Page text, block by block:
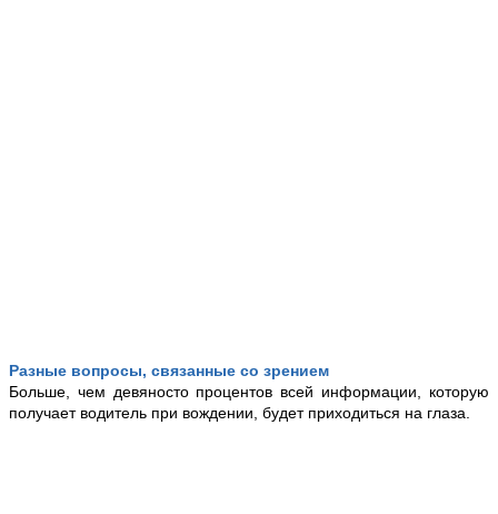
Разные вопросы, связанные со зрением
Больше, чем девяносто процентов всей информации, которую
получает водитель при вождении, будет приходиться на глаза.